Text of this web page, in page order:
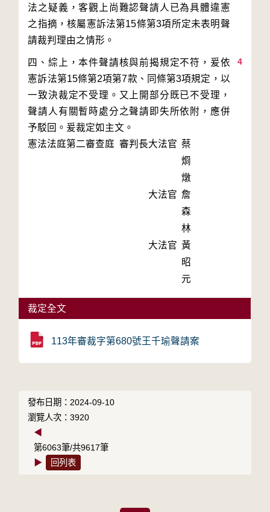
法之疑義，客觀上尚難認聲請人已為具體違憲
之指摘，核屬憲訴法第15條第3項所定未表明聲
4
四、綜上，本件聲請核與前揭規定不符，爰依
憲訴法第15條第2項第7款、同條第3項規定，以
一致決裁定不受理。又上開部分既已不受理，
聲請人有關暫時處分之聲請即失所依附，應併
予駁回。爰裁定如主文。
憲法法庭第二審查庭 審判長大法官 蔡
烱
燉
大法官 詹
森
林
大法官 黃
昭
元
裁定全文
113年審裁字第680號王千瑜聲請案
發布日期：2024-09-10
瀏覽人次：3920
◀
第6063筆/共9617筆
▶
回列表